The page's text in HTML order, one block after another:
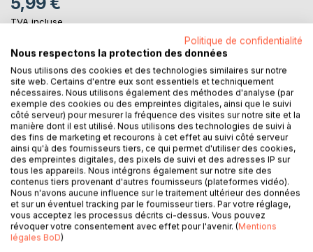
TVA incluse
Téléchargement disponible dès maintenant
AJOUTER AU PANIER
Ajouter à ma liste d'envies
Laisser un avis
DESCRIPTION
Politique de confidentialité
Nous respectons la protection des données
Nous utilisons des cookies et des technologies similaires sur notre
site web. Certains d'entre eux sont essentiels et techniquement
nécessaires. Nous utilisons également des méthodes d'analyse (par
exemple des cookies ou des empreintes digitales, ainsi que le suivi
côté serveur) pour mesurer la fréquence des visites sur notre site et la
manière dont il est utilisé. Nous utilisons des technologies de suivi à
des fins de marketing et recourons à cet effet au suivi côté serveur
ainsi qu'à des fournisseurs tiers, ce qui permet d'utiliser des cookies,
des empreintes digitales, des pixels de suivi et des adresses IP sur
tous les appareils. Nous intégrons également sur notre site des
contenus tiers provenant d'autres fournisseurs (plateformes vidéo).
Nous n'avons aucune influence sur le traitement ultérieur des données
et sur un éventuel tracking par le fournisseur tiers. Par votre réglage,
vous acceptez les processus décrits ci-dessus. Vous pouvez
révoquer votre consentement avec effet pour l'avenir. (Mentions
légales BoD)